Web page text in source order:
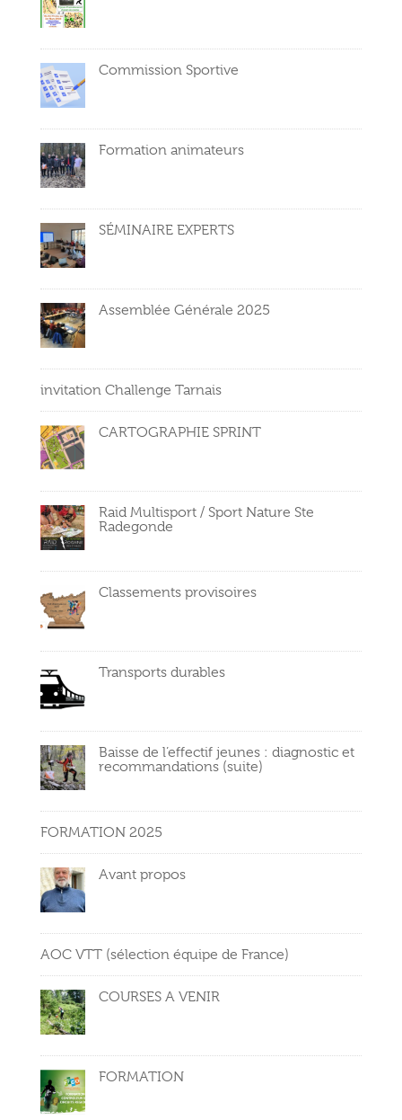
Commission Sportive
Formation animateurs
SÉMINAIRE EXPERTS
Assemblée Générale 2025
invitation Challenge Tarnais
CARTOGRAPHIE SPRINT
Raid Multisport / Sport Nature Ste
Radegonde
Classements provisoires
Transports durables
Baisse de l’effectif jeunes : diagnostic et
recommandations (suite)
FORMATION 2025
Avant propos
AOC VTT (sélection équipe de France)
COURSES A VENIR
FORMATION